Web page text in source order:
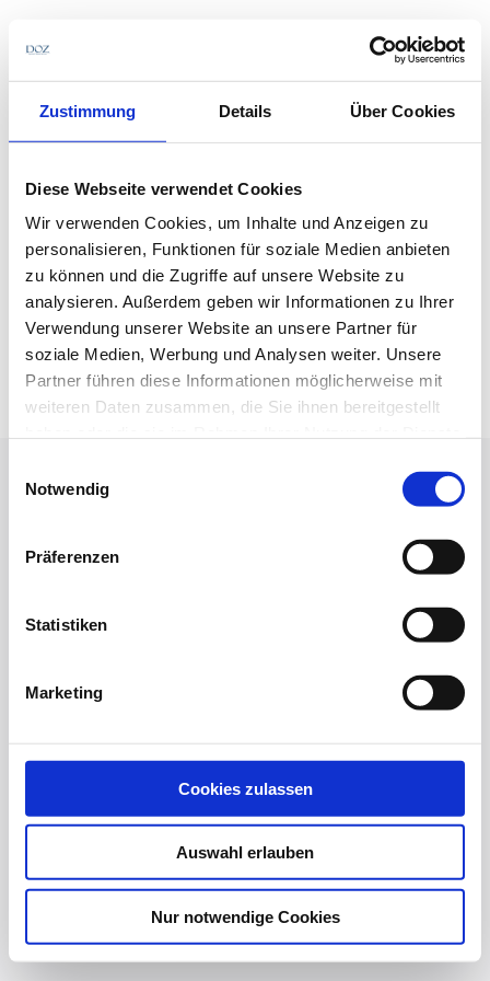
Zustimmung Details Über Cookies
Diese Webseite verwendet Cookies
Wir verwenden Cookies, um Inhalte und Anzeigen zu
personalisieren, Funktionen für soziale Medien anbieten
zu können und die Zugriffe auf unsere Website zu
analysieren. Außerdem geben wir Informationen zu Ihrer
Verwendung unserer Website an unsere Partner für
soziale Medien, Werbung und Analysen weiter. Unsere
Partner führen diese Informationen möglicherweise mit
weiteren Daten zusammen, die Sie ihnen bereitgestellt
Notwendig
Präferenzen
Statistiken
Marketing
Cookies zulassen
Auswahl erlauben
Nur notwendige Cookies
zum
Inhalt
www.doz-verlag.de
          30. Juni 2017 • Jahrgang 72          D 3509 • ISSN 0344-7103
1/10